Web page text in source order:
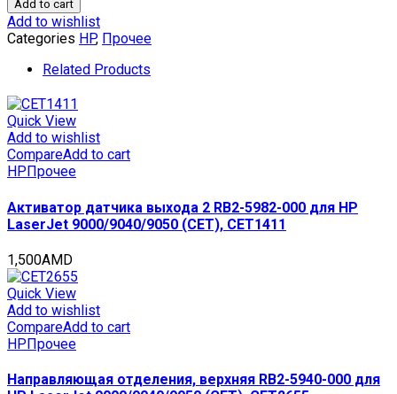
фьюзера
для
Color
Enterprise
M552/M553/M577,
Managed
E55040/MFP
E57540
CET371014
quantity
Add to cart
Add to wishlist
Categories HP, Прочее
Related Products
Quick View
Add to wishlist
CompareAdd to cart
HP Прочее
Активатор датчика выхода 2 RB2-5982-000 для HP
LaserJet 9000/9040/9050 (CET), CET1411
1,500AMD
Quick View
Add to wishlist
CompareAdd to cart
HPПрочее
Направляющая отделения, верхняя RB2-5940-000 для